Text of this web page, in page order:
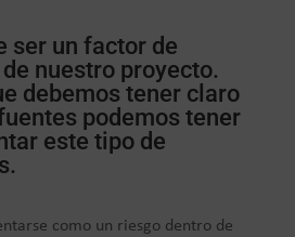
ser un factor de
nuestro proyecto.
debemos tener claro
podemos tener
este tipo de
como un riesgo dentro de